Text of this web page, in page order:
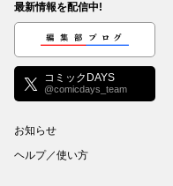
最新情報を配信中!
編集部ブログ
コミックDAYS
@comicdays_team
お知らせ
ヘルプ／使い方